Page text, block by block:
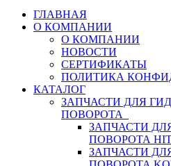
ГЛАВНАЯ
О КОМПАНИИ
О КОМПАНИИ
НОВОСТИ
СЕРТИФИКАТЫ
ПОЛИТИКА
КАТАЛОГ
ЗАПЧАСТИ ДЛЯ
ПОВОРОТА
ЗАПЧАСТИ
ПОВОРОТА
ЗАПЧАСТИ